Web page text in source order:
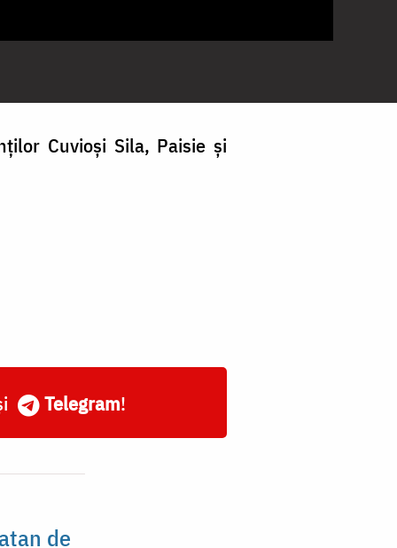
Cuvioși Sila, Paisie și
Telegram!
de